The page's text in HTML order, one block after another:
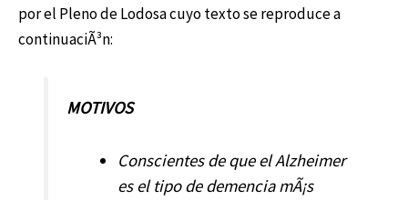
por el Pleno de Lodosa cuyo texto se reproduce a
continuaciÃ³n:
MOTIVOS
Conscientes de que el Alzheimer
es el tipo de demencia mÃ¡s